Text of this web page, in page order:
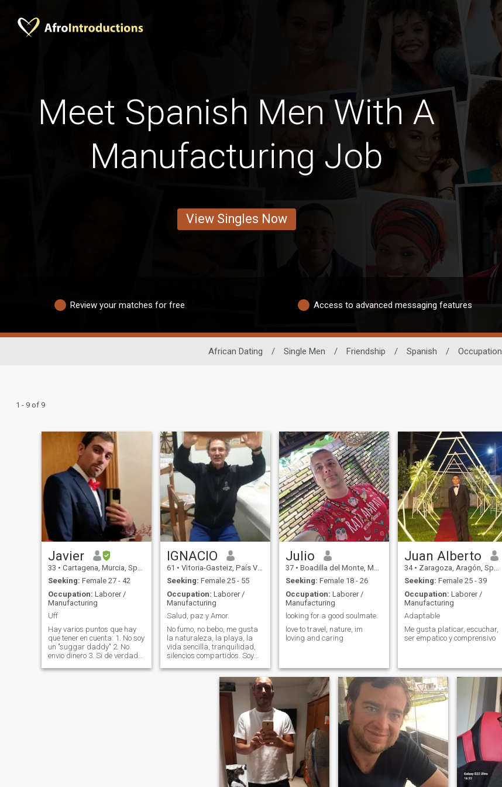
Meet Spanish Men With A
Manufacturing Job
View Singles Now
Review your matches for free Access to advanced messaging features
African Dating / Single Men / Friendship / Spanish / Occupation
1 - 9 of 9
Javier
33 • Cartagena, Murcia, Spain
Seeking: Female 27 - 42
Occupation: Laborer /
Manufacturing
Uff
Hay varios puntos que hay
que tener en cuenta: 1. No soy
un "suggar daddy" 2. No
envio dinero 3. Si de verdad
sea por amor no por obtener
IGNACIO
61 • Vitoria-Gasteiz, País Vasco, Spain
Seeking: Female 25 - 55
Occupation: Laborer /
Manufacturing
Salud, paz y Amor.
No fumo, no bebo, me gusta
la naturaleza, la playa, la
vida sencilla, tranquilidad,
silencios compartidos. Soy
encanta que me den
masajes, yo también los
devolveré a cambio. Me
inclino más bien, por una
dieta predominantemente
vegetariana. Me gusta el
contacto físico, los largos y
cálidos abrazos, besos,
caricias. Palabras de amor.
Julio
37 • Boadilla del Monte, Madrid, Spain
Seeking: Female 18 - 26
Occupation: Laborer /
Manufacturing
looking for a good soulmate.
love to travel, nature, im
loving and caring
Juan Alberto
34 • Zaragoza, Aragón, Spain
Seeking: Female 25 - 39
Occupation: Laborer /
Manufacturing
Adaptable
Me gusta platicar, escuchar,
ser empatico y comprensivo